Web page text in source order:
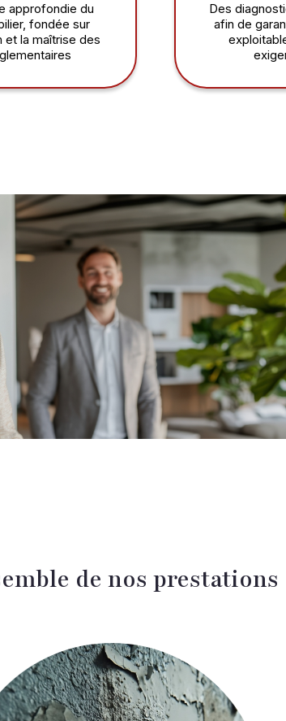
approfondie du
fondée sur
et la maîtrise des
Des
afin de
de nos prestations